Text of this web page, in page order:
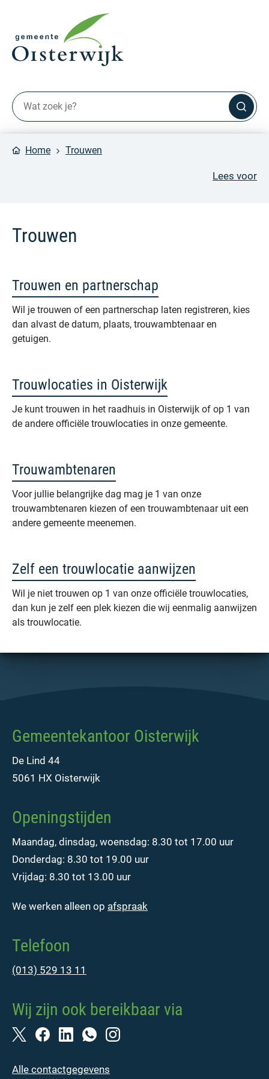
Home Trouwen
Lees voor
Trouwen
Trouwen en partnerschap
Wil je trouwen of een partnerschap laten registreren, kies
dan alvast de datum, plaats, trouwambtenaar en
getuigen.
Trouwlocaties in Oisterwijk
Je kunt trouwen in het raadhuis in Oisterwijk of op 1 van
de andere officiële trouwlocaties in onze gemeente.
Trouwambtenaren
Voor jullie belangrijke dag mag je 1 van onze
trouwambtenaren kiezen of een trouwambtenaar uit een
andere gemeente meenemen.
Zelf een trouwlocatie aanwijzen
Wil je niet trouwen op 1 van onze officiële trouwlocaties,
dan kun je zelf een plek kiezen die wij eenmalig aanwijzen
als trouwlocatie.
Gemeentekantoor Oisterwijk
De Lind 44
5061 HX Oisterwijk
Openingstijden
Maandag, dinsdag, woensdag: 8.30 tot 17.00 uur
Donderdag: 8.30 tot 19.00 uur
Vrijdag: 8.30 tot 13.00 uur
We werken alleen op afspraak
Telefoon
(013) 529 13 11
Wij zijn ook bereikbaar via
Alle contactgegevens